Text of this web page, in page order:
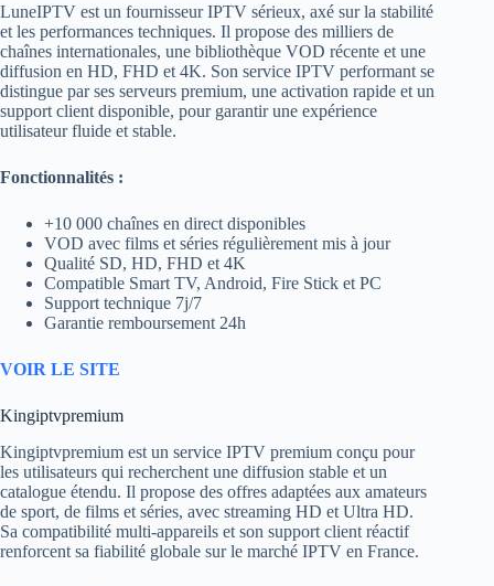
LuneIPTV est un fournisseur IPTV sérieux, axé sur la stabilité
et les performances techniques. Il propose des milliers de
chaînes internationales, une bibliothèque VOD récente et une
diffusion en HD, FHD et 4K. Son service IPTV performant se
distingue par ses serveurs premium, une activation rapide et un
support client disponible, pour garantir une expérience
utilisateur fluide et stable.
Fonctionnalités :
+10 000 chaînes en direct disponibles
VOD avec films et séries régulièrement mis à jour
Qualité SD, HD, FHD et 4K
Compatible Smart TV, Android, Fire Stick et PC
Support technique 7j/7
Garantie remboursement 24h
VOIR LE SITE
Kingiptvpremium
Kingiptvpremium est un service IPTV premium conçu pour
les utilisateurs qui recherchent une diffusion stable et un
catalogue étendu. Il propose des offres adaptées aux amateurs
de sport, de films et séries, avec streaming HD et Ultra HD.
Sa compatibilité multi-appareils et son support client réactif
renforcent sa fiabilité globale sur le marché IPTV en France.